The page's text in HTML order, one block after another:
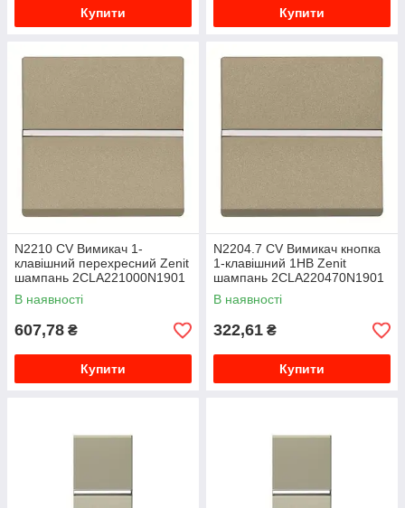
Перед замовленням уточнюйте
наявність!
Купити Купити
N2210 CV Вимикач 1-
клавішний перехресний Zenit
шампань 2CLA221000N1901
В наявності
607,78 ₴
Купити
N2204.7 CV Вимикач кнопка
1-клавішний 1НВ Zenit
шампань 2CLA220470N1901
В наявності
322,61 ₴
Купити